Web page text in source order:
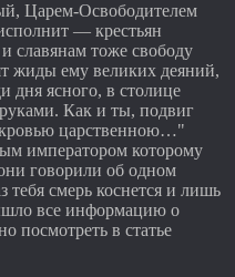
Царем-Освободителем
— крестьян
славянам тоже свободу
жиды ему великих деяний,
дня ясного, в столице
Как и ты, подвиг
кровью царственною…"
императором которому
говорили об одном
тебя смерь коснется и лишь
все информацию о
посмотреть в статье